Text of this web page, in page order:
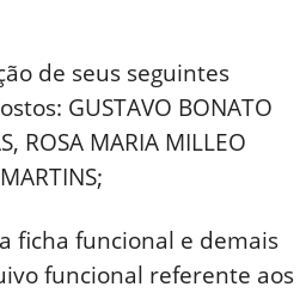
de seus seguintes
GUSTAVO BONATO
ROSA MARIA MILLEO
ficha funcional e demais
funcional referente aos